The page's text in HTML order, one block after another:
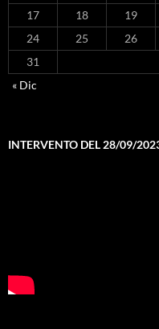
17
18 19
24
25 26
31
« Dic
INTERVENTO DEL 28/09/